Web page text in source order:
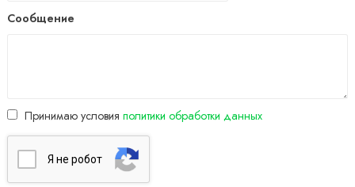
Сообщение
Принимаю условия политики обработки данных
Я нe poбoт